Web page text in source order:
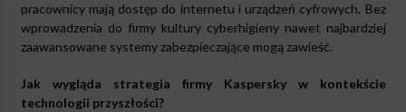
pracownicy mają dostęp do internetu i urządzeń cyfrowych. Bez
wprowadzenia do firmy kultury cyberhigieny nawet najbardziej
zaawansowane systemy zabezpieczające mogą zawieść.
Jak wygląda strategia firmy Kaspersky w kontekście
technologii przyszłości?